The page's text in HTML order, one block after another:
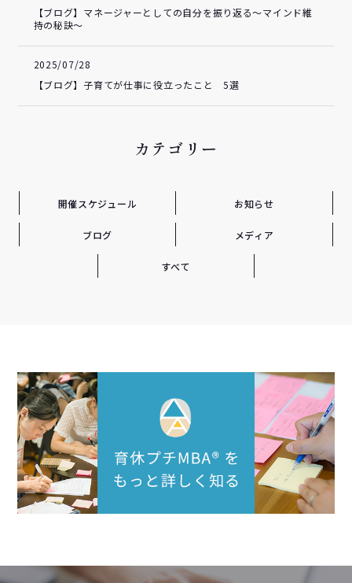
【ブログ】マネージャーとしての自分を振り返る～マインド維
持の秘訣～
2025/07/28
【ブログ】子育てが仕事に役立ったこと 5選
カテゴリー
開催スケジュール お知らせ
ブログ メディア
すべて